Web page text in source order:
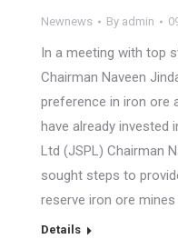
Newnews By admin
In a meeting with top
Chairman Naveen
preference in iron ore
have already invested
Ltd (JSPL) Chairman
sought steps to
reserve iron ore
Details